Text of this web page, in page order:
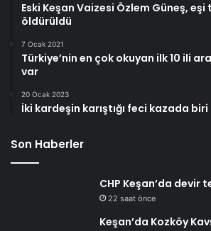
Eski Keşan Vaizesi Özlem Güneş,
öldürüldü
7 Ocak 2021
Türkiye’nin en çok okuyan ilk 10 ili
var
20 Ocak 2023
İki kardeşin karıştığı feci kazada
Son Haberler
CHP Keşan’da devir
22 saat önce
Keşan’da Kozköy